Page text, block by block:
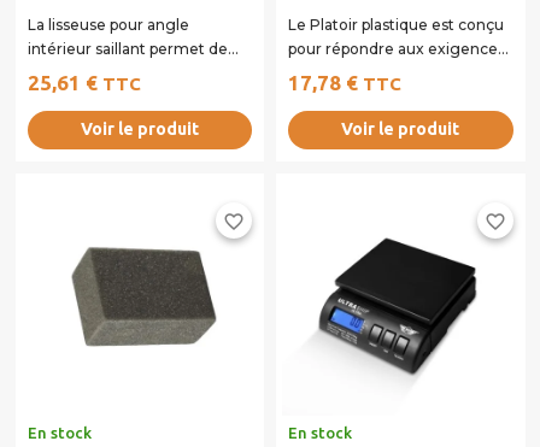
La lisseuse pour angle
intérieur saillant permet de
réaliser des finitions nettes et
précises...
25,61 € TTC
Voir le produit
Le Platoir plastique est conçu
pour répondre aux exigences
des finitions décoratives des...
17,78 € TTC
Voir le produit
favorite_border
En stock
favorite_border
En stock